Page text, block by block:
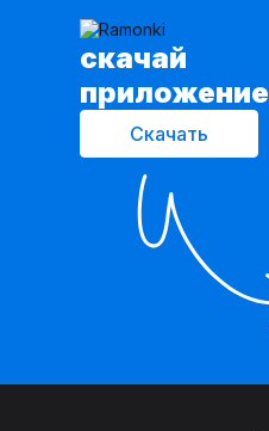
cкачай
приложение
Скачать